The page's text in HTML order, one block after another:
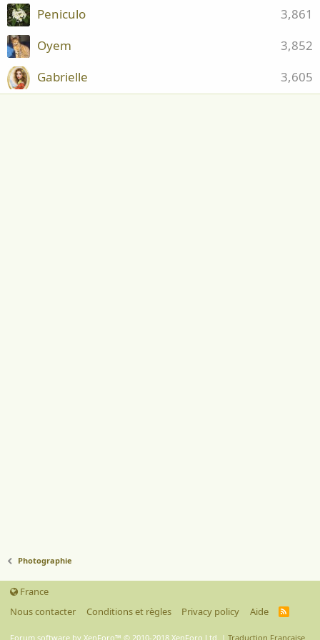
3,861
Peniculo
3,852
Oyem
3,605
Gabrielle
Photographie
France
Nous contacter
Conditions et règles Privacy policy Aide
R
Forum software by XenForo™ © 2010-2018 XenForo Ltd. | Traduction Française